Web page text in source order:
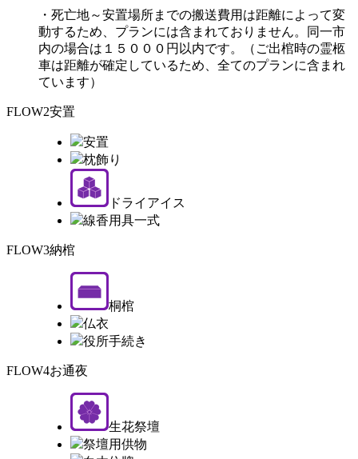
・死亡地～安置場所までの搬送費用は距離によって変
動するため、プランには含まれておりません。同一市
内の場合は１５０００円以内です。（ご出棺時の霊柩
車は距離が確定しているため、全てのプランに含まれ
ています）
FLOW2安置
安置
枕飾り
ドライアイス
線香用具一式
FLOW3納棺
桐棺
仏衣
役所手続き
FLOW4お通夜
生花祭壇
祭壇用供物